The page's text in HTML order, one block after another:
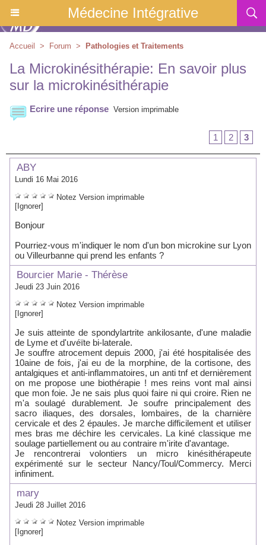
Médecine Intégrative
Accueil > Forum > Pathologies et Traitements
La Microkinésithérapie: En savoir plus
sur la microkinésithérapie
Ecrire une réponse Version imprimable
1 2 3
ABY
Lundi 16 Mai 2016
Notez Version imprimable
[Ignorer]
Bonjour
Pourriez-vous m'indiquer le nom d'un bon microkine sur Lyon
ou Villeurbanne qui prend les enfants ?
Bourcier Marie - Thérèse
Jeudi 23 Juin 2016
Notez Version imprimable
[Ignorer]
Je suis atteinte de spondylartrite ankilosante, d'une maladie
de Lyme et d'uvéïte bi-laterale.
Je souffre atrocement depuis 2000, j'ai été hospitalisée des
10aine de fois, j'ai eu de la morphine, de la cortisone, des
antalgiques et anti-inflammatoires, un anti tnf et dernièrement
on me propose une biothérapie ! mes reins vont mal ainsi
que mon foie. Je ne sais plus quoi faire ni qui croire. Rien ne
m'a soulagé durablement. Je soufre principalement des
sacro iliaques, des dorsales, lombaires, de la charnière
cervicale et des 2 épaules. Je marche difficilement et utiliser
mes bras me déchire les cervicales. La kiné classique me
soulage partiellement ou au contraire m'irite d'avantage.
Je rencontrerai volontiers un micro kinésithérapeute
expérimenté sur le secteur Nancy/Toul/Commercy. Merci
infiniment.
mary
Jeudi 28 Juillet 2016
Notez Version imprimable
[Ignorer]